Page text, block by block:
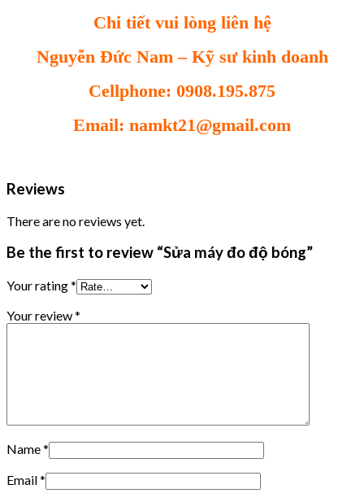
Chi tiết vui lòng liên hệ
Nguyễn Đức Nam – Kỹ sư kinh doanh
Cellphone: 0908.195.875
Email: namkt21@gmail.com
Reviews
There are no reviews yet.
Be the first to review “Sửa máy đo độ bóng”
Your rating*
Your review*
Name*
Email*